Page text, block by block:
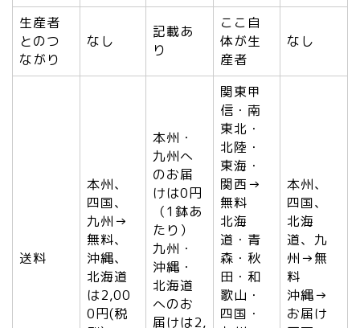
生産者
とのつ
ながり
なし
記載あ
り
ここ自
体が生
産者
なし
送料
本州、
四国、
九州→
無料、
沖縄、
北海道
は2,00
0円(税
本州・
九州へ
のお届
けは0円
（1鉢あ
たり）
九州・
沖縄・
北海道
へのお
届けは2,
関東甲
信・南
東北・
北陸・
東海・
関西→
無料
北海
道・青
森・秋
田・和
歌山・
四国・
本州、
四国、
北海
道、九
州→無
料
沖縄→
お届け